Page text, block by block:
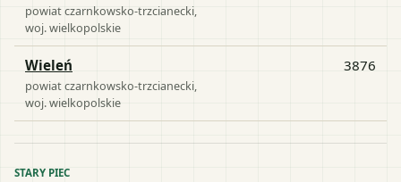
powiatczarnkowsko-trzcianecki
woj.wielkopolskie
Wieleń
powiatczarnkowsko-trzcianecki
woj.wielkopolskie
3876
STARY PIEC